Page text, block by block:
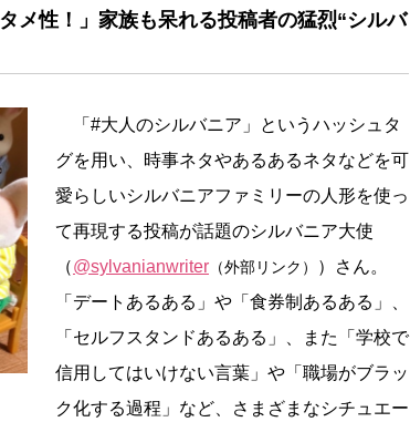
メ性！」家族も呆れる投稿者の猛烈“シルバ
「#大人のシルバニア」というハッシュタ
グを用い、時事ネタやあるあるネタなどを可
愛らしいシルバニアファミリーの人形を使っ
て再現する投稿が話題のシルバニア大使
（@sylvanianwriter （外部リンク）
）さん。
「デートあるある」や「食券制あるある」、
「セルフスタンドあるある」、また「学校で
信用してはいけない言葉」や「職場がブラッ
ク化する過程」など、さまざまなシチュエー